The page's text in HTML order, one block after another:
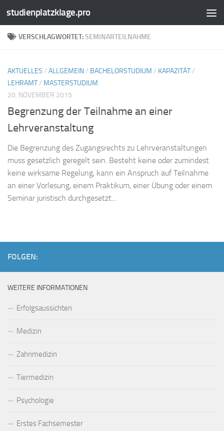
Zum Inhalt springen
studienplatzklage.pro
VERSCHLAGWORTET:SEMINARTEILNAHME
AKTUELLES / ALLGEMEIN/ BACHELORSTUDIUM / KAPAZITÄT/
LEHRAMT/ MASTERSTUDIUM
20. NOVEMBER 2015
Begrenzung der Teilnahme an einer
Lehrveranstaltung
Die Begrenzung des Zugangsrechts zu Lehrveranstaltungen
muss gesetzlich geregelt sein. Besteht keine oder zumindest
keine wirksame Regelung, kann ein Anspruch auf Teilnahme
an einer Vorlesung, einem Praktikum, einer Übung oder einem
Seminar juristisch durchgesetzt...
FOLGEN:
WEITERE INFORMATIONEN
Erfolgsaussichten
Medizin
Zahnmedizin
Tiermedizin
Psychologie
Erstes Fachsemester